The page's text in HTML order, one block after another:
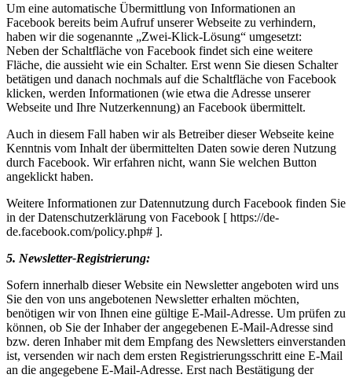
Um eine automatische Übermittlung von Informationen an
Facebook bereits beim Aufruf unserer Webseite zu verhindern,
haben wir die sogenannte „Zwei-Klick-Lösung“ umgesetzt:
Neben der Schaltfläche von Facebook findet sich eine weitere
Fläche, die aussieht wie ein Schalter. Erst wenn Sie diesen Schalter
betätigen und danach nochmals auf die Schaltfläche von Facebook
klicken, werden Informationen (wie etwa die Adresse unserer
Webseite und Ihre Nutzerkennung) an Facebook übermittelt.
Auch in diesem Fall haben wir als Betreiber dieser Webseite keine
Kenntnis vom Inhalt der übermittelten Daten sowie deren Nutzung
durch Facebook. Wir erfahren nicht, wann Sie welchen Button
angeklickt haben.
Weitere Informationen zur Datennutzung durch Facebook finden Sie
in der Datenschutzerklärung von Facebook [ https://de-
de.facebook.com/policy.php# ].
5. Newsletter-Registrierung:
Sofern innerhalb dieser Website ein Newsletter angeboten wird uns
Sie den von uns angebotenen Newsletter erhalten möchten,
benötigen wir von Ihnen eine gültige E-Mail-Adresse. Um prüfen zu
können, ob Sie der Inhaber der angegebenen E-Mail-Adresse sind
bzw. deren Inhaber mit dem Empfang des Newsletters einverstanden
ist, versenden wir nach dem ersten Registrierungsschritt eine E-Mail
an die angegebene E-Mail-Adresse. Erst nach Bestätigung der